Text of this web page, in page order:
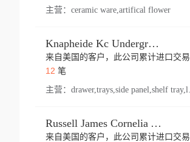
主营： ceramic ware,artifical flower
Knapheide Kc Underground
来自美国的客户，此公司累计进口交易
12 笔
主营：
Russell James Cornelia Arlington Va
来自美国的客户，此公司累计进口交易